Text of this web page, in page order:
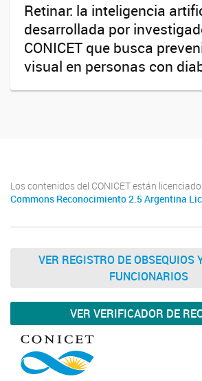
Retinar: la inteligencia
desarrollada por
CONICET que busca
visual en personas con
Los contenidos del CONICET están
Commons Reconocimiento 2.5 Argentina
VER REGISTRO DE OBSEQUIOS
FUNCIONARIOS
VER VERIFICADOR DE